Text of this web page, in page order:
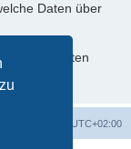
Daten über
deiner Daten
UTC+02:00